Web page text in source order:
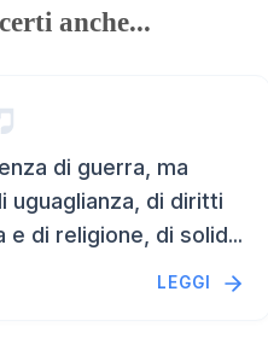
anche...
di guerra, ma
uguaglianza, di diritti
e di religione, di solid...
LEGGI